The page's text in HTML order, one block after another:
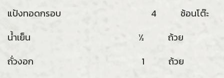
แป้งทอดกรอบ 4 ช้อนโต๊ะ
น้ำเย็น ½ ถ้วย
ถั่วงอก 1 ถ้วย